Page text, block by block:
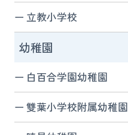
立教小学校
幼稚園
白百合学園幼稚園
雙葉小学校附属幼稚園